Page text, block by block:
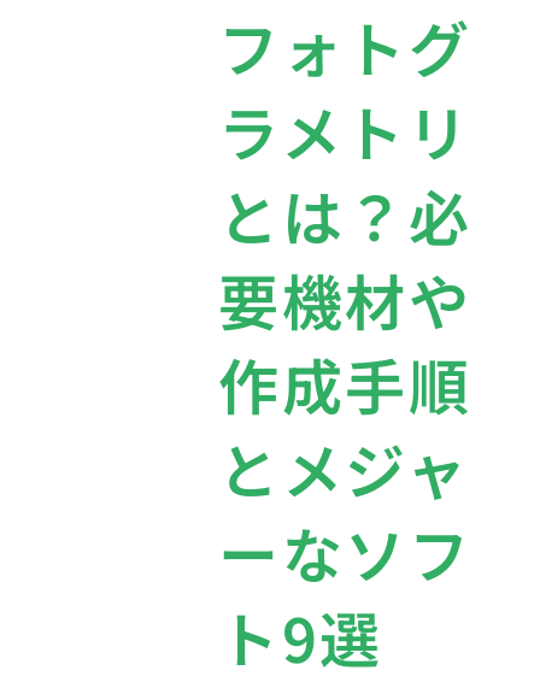
フォトグ
ラメトリ
とは？必
要機材や
作成手順
とメジャ
ーなソフ
ト9選